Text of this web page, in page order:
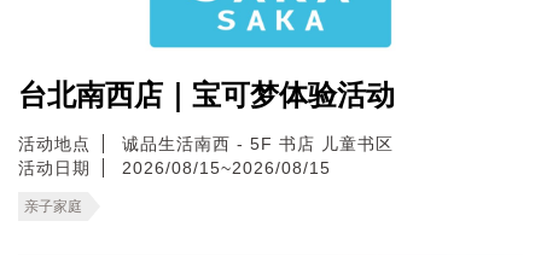
台北南西店｜宝可梦体验活动
活动地点
诚品生活南西 - 5F 书店 儿童书区
活动日期
2026/08/15~2026/08/15
亲子家庭